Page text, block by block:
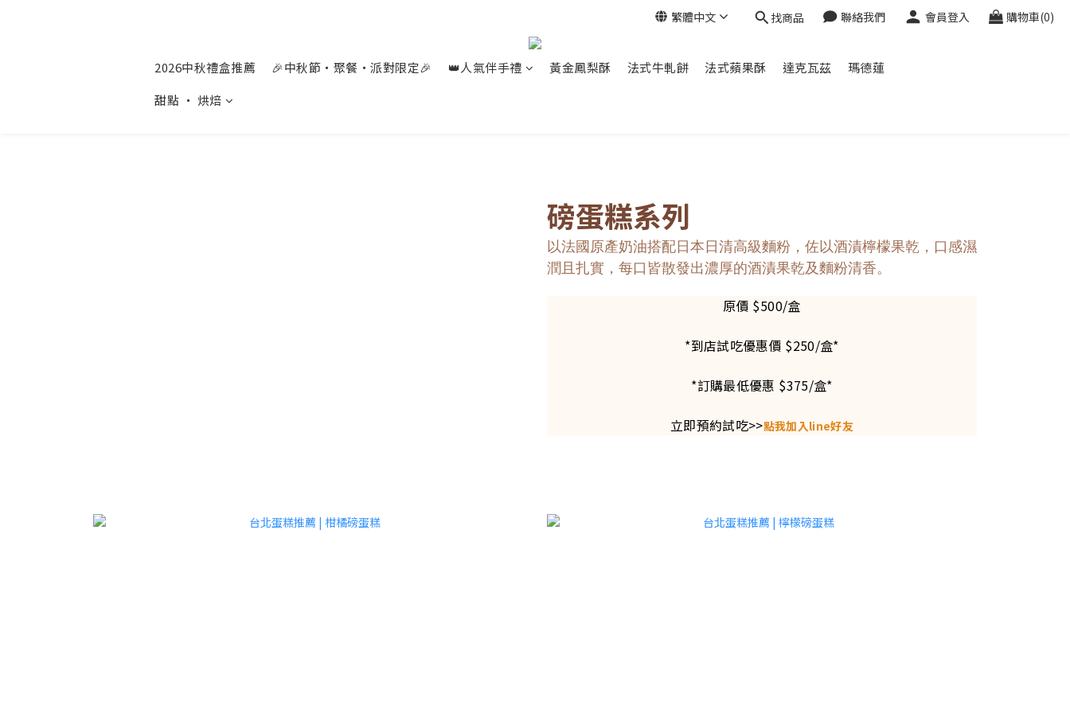
繁體中文 找商品 聯絡我們 會員登入 購物車(0)
2026中秋禮盒推薦 🎉中秋節‧聚餐‧派對限定🎉 👑人氣伴手禮 黃金鳳梨酥 法式牛軋餅 法式蘋果酥 達克瓦茲
瑪德蓮
甜點 ‧ 烘焙
磅蛋糕系列
以法國原產奶油搭配日本日清高級麵粉，佐以酒漬檸檬果乾，口感濕
潤且扎實，每口皆散發出濃厚的酒漬果乾及麵粉清香。
原價 $500/盒
*到店試吃優惠價 $250/盒*
*訂購最低優惠 $375/盒*
立即預約試吃>>點我加入line好友